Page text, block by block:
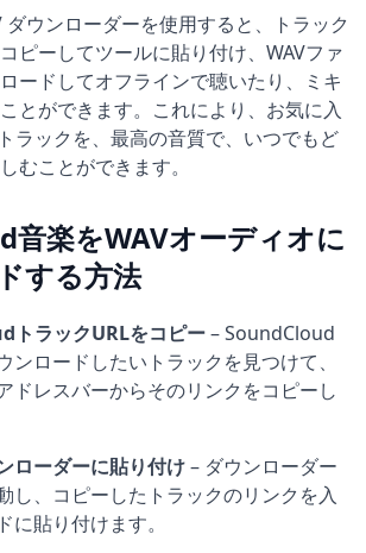
ウンローダーを使用すると、トラック
ピーしてツールに貼り付け、WAVファ
ードしてオフラインで聴いたり、ミキ
とができます。これにより、お気に入
ラックを、最高の音質で、いつでもど
むことができます。
音楽をWAVオーディオに
する方法
トラックURLをコピー–SoundCloud
ンロードしたいトラックを見つけて、
ドレスバーからそのリンクをコピーし
ローダーに貼り付け– ダウンローダー
し、コピーしたトラックのリンクを入
に貼り付けます。